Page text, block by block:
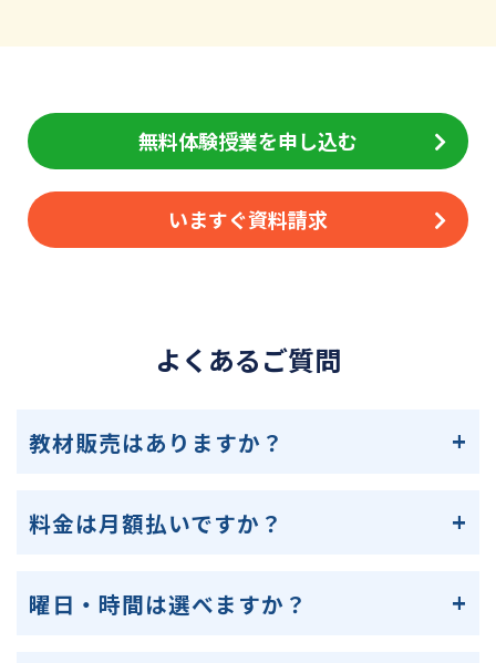
無料体験授業を申し込む
いますぐ資料請求
よくあるご質問
教材販売はありますか？
料金は月額払いですか？
曜日・時間は選べますか？